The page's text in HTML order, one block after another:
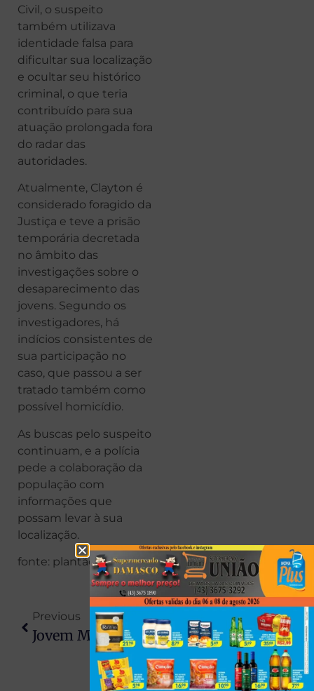
Civil, o suspeito
também utilizava
identidade falsa para
dificultar sua localização
e ocultar seu histórico
criminal, o que teria
contribuído para sua
atuação prolongada fora
do radar das
autoridades.
Atualmente, Clayton é
considerado foragido da
Justiça e teve a prisão
temporária decretada
no âmbito das
investigações sobre o
desaparecimento das
jovens. Segundo os
investigadores, há
indícios consistentes de
sua participação no
caso, que passou a ser
tratado também como
possível homicídio.
As buscas pelo suspeito
continuam, e a polícia
pede a colaboração da
população com
informações que
possam levar à sua
localização.
fonte: plantão Maringá
Previous
Jovem Morre Eletrocutado Durante Colheita De Pinhão Na Serra Catarinense
Next
Acidente Grave Interdita Ponte Para O Paraguai E Provoca Horas De Congestionamento Em Guaíra